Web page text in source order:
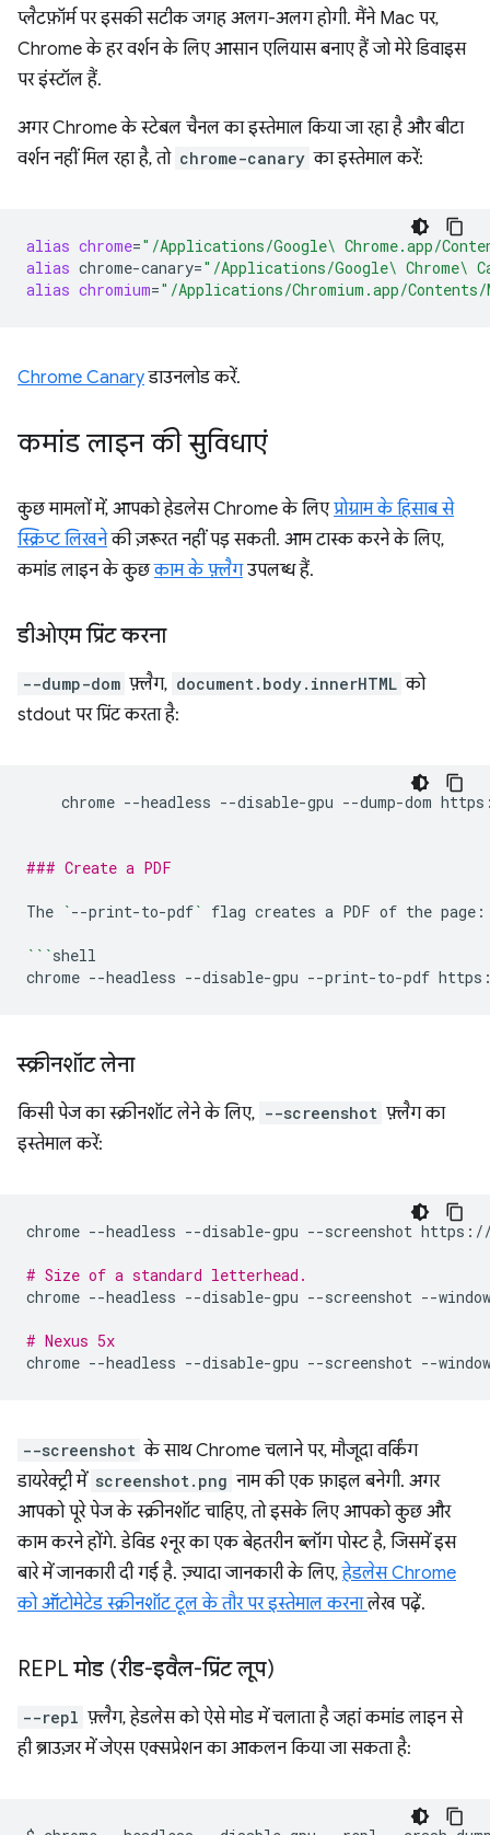
प्लैटफ़ॉर्म पर इसकी सटीक जगह अलग-अलग होगी. मैंने Mac पर,
Chrome के हर वर्शन के लिए आसान एलियास बनाए हैं जो मेरे डिवाइस
पर इंस्टॉल हैं.
अगर Chrome के स्टेबल चैनल का इस्तेमाल किया जा रहा है और बीटा
वर्शन नहीं मिल रहा है, तो chrome-canary का इस्तेमाल करें:
alias chrome="/Applications/Google\ Chrome.app/
alias chrome-canary="/Applications/Google\ Chrome\
alias chromium="/Applications/Chromium.app/Contents/
Chrome Canaryडाउनलोड करें.
कमांड लाइन की सुविधाएं
कुछ मामलों में, आपको हेडलेस Chrome के लिएप्रोग्राम के हिसाब से
स्क्रिप्ट लिखनेकी ज़रूरत नहीं पड़ सकती. आम टास्क करने के लिए,
कमांड लाइन के कुछकाम के फ़्लैगउपलब्ध हैं.
डीओएम प्रिंट करना
--dump-dom फ़्लैग, document.body.innerHTML को
stdout पर प्रिंट करता है:
chrome --headless --disable-gpu --dump-dom
### Create a PDF
The `--print-to-pdf` flag creates a PDF of the page:
```shell
chrome --headless --disable-gpu --print-to-pdf
स्क्रीनशॉट लेना
किसी पेज का स्क्रीनशॉट लेने के लिए, --screenshot फ़्लैग का
इस्तेमाल करें:
chrome --headless --disable-gpu --screenshot https://
# Size of a standard letterhead.
chrome --headless --disable-gpu --screenshot --
# Nexus 5x
chrome --headless --disable-gpu --screenshot --
--screenshot के साथ Chrome चलाने पर, मौजूदा वर्किंग
डायरेक्ट्री में screenshot.png नाम की एक फ़ाइल बनेगी. अगर
आपको पूरे पेज के स्क्रीनशॉट चाहिए, तो इसके लिए आपको कुछ और
काम करने होंगे. डेविड श्नूर का एक बेहतरीन ब्लॉग पोस्ट है, जिसमें इस
बारे में जानकारी दी गई है. ज़्यादा जानकारी के लिए,हेडलेस Chrome
को ऑटोमेटेड स्क्रीनशॉट टूल के तौर पर इस्तेमाल करनालेख पढ़ें.
REPL मोड (रीड-इवैल-प्रिंट लूप)
--repl फ़्लैग, हेडलेस को ऐसे मोड में चलाता है जहां कमांड लाइन से
ही ब्राउज़र में जेएस एक्सप्रेशन का आकलन किया जा सकता है: